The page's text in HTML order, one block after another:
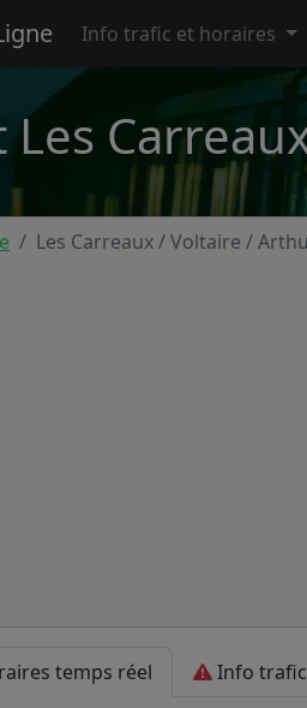
Info trafic et horaires
Les Carreaux / Voltaire /
temps réel Info trafic